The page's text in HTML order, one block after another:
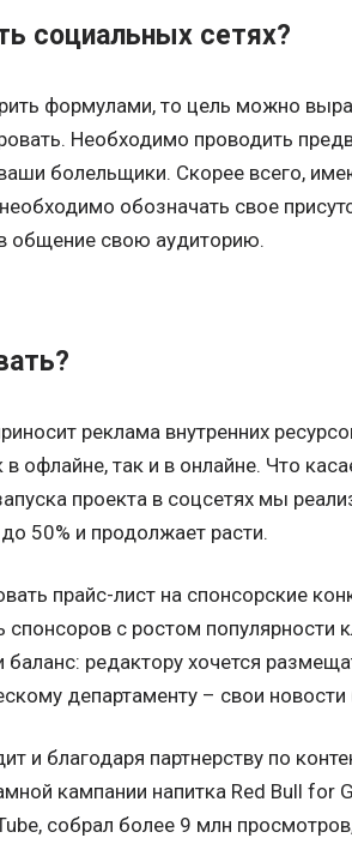
социальных сетях?
формулами, то цель можно
Необходимо проводить
болельщики. Скорее всего,
обозначать свое
общение свою аудиторию.
реклама внутренних
в офлайне, так и в онлайне. Что
проекта в соцсетях мы
50% и продолжает расти.
прайс-лист на спонсорские
спонсоров с ростом популярности
баланс: редактору хочется
департаменту – свои
и благодаря партнерству по
кампании напитка Red Bull
собрал более 9 млн